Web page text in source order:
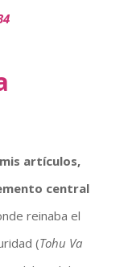
artículos,
central
reinaba el
(Tohu Va